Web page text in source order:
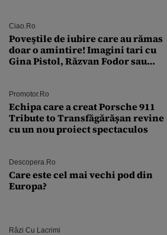
Ciao.ro
Poveştile de iubire care au rămas
doar o amintire! Imagini tari cu
Gina Pistol, Răzvan Fodor sau
Promotor.ro
Echipa care a creat Porsche 911
Tribute to Transfăgărășan revine
cu un nou proiect spectaculos
Descopera.ro
Care este cel mai vechi pod din
Europa?
Râzi Cu Lacrimi